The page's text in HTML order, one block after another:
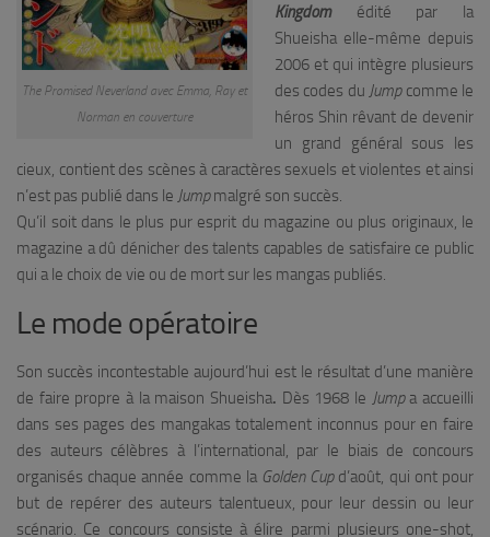
The Promised Neverland avec Emma, Ray et
Norman en couverture
Kingdom
édité par la
Shueisha elle-même depuis
2006 et qui intègre plusieurs
des codes du Jumpcomme le
héros Shin rêvant de devenir
un grand général sous les
cieux, contient des scènes à caractères sexuels et violentes et ainsi
n’est pas publié dans le Jumpmalgré son succès.
Qu’il soit dans le plus pur esprit du magazine ou plus originaux, le
magazine a dû dénicher des talents capables de satisfaire ce public
qui a le choix de vie ou de mort sur les mangas publiés.
Le mode opératoire
Son succès incontestable aujourd’hui est le résultat d’une manière
de faire propre à la maison Shueisha. Dès 1968 le Jumpa accueilli
dans ses pages des mangakas totalement inconnus pour en faire
des auteurs célèbres à l’international, par le biais de concours
organisés chaque année comme la Golden Cupd’août, qui ont pour
but de repérer des auteurs talentueux, pour leur dessin ou leur
scénario. Ce concours consiste à élire parmi plusieurs one-shot,